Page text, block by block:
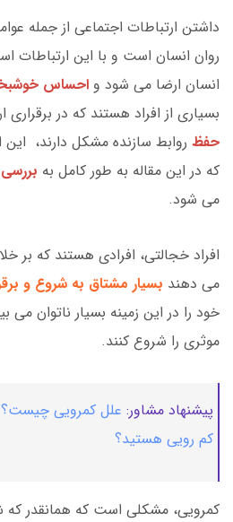
داشتن ارتباطات اجتماعی از جمله
روان انسان است و با این ارتباطات
انسان ارضا می شود و احساس
بسیاری از افراد هستند که در برقراری
حفظ روابط سازنده مشکل دارند، این
که در این مقاله به طور کامل به
می شود.
افراد خجالتی، افرادی هستند که بر
می دهند بسیار مشتاق به شروع و
خود را در این زمینه بسیار ناتوان می
موثری را شروع کنند.
پیشنهاد مشاور: علل کمرویی چیست؟
کم رویی هستید؟
کمرویی، مشکلی است که همانقدر که